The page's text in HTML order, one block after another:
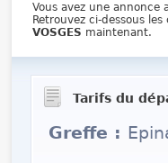
Vous avez une annonce
Retrouvez ci-dessous
VOSGES maintenant.
Tarifs du
Greffe :